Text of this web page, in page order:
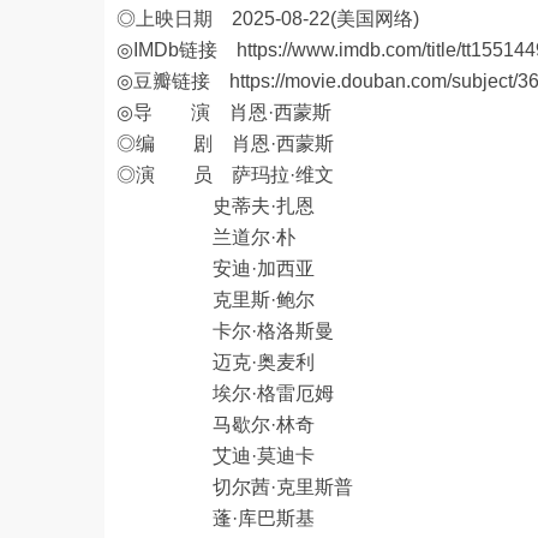
◎上映日期 2025-08-22(美国网络)
◎IMDb链接
https://www.imdb.com/title/
◎豆瓣链接
https://movie.douban.com/subject/
◎导 演 肖恩·西蒙斯
◎编 剧 肖恩·西蒙斯
◎演 员 萨玛拉·维文
史蒂夫·扎恩
兰道尔·朴
安迪·加西亚
克里斯·鲍尔
卡尔·格洛斯曼
迈克·奥麦利
埃尔·格雷厄姆
马歇尔·林奇
艾迪·莫迪卡
切尔茜·克里斯普
蓬·库巴斯基